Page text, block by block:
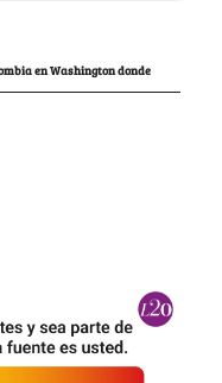
en Washington donde